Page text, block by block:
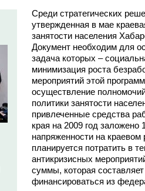
Среди стратегических
утвержденная в мае
занятости населения
Документ необходим для
задача которых –
минимизация роста
мероприятий этой
осуществление
политики занятости
привлеченные средства
края на 2009 год
напряженности на
планируется потратить в
антикризисных
суммы, которая
финансироваться из